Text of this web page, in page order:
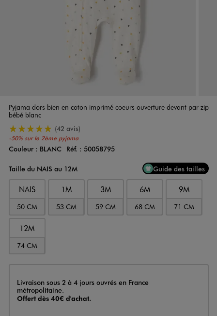
Pyjama dors bien en coton imprimé coeurs ouverture devant par zip
bébé blanc
-50% sur le 2ème pyjama
5/5 de moyenne(42 avis)
Couleur
Couleur : BLANC Réf. : 50058795
Taille du NAIS au 12M
Guide des tailles
NAIS
50 CM
1M
53 CM
3M
59 CM
6M
68 CM
9M
71 CM
12M
74 CM
Livraison
Livraison sous 2 à 4 jours ouvrés en France
métropolitaine.
Offert dès 40€ d'achat.